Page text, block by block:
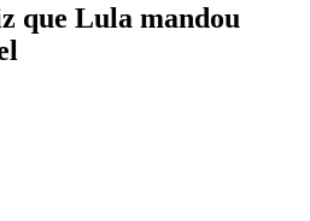
que Lula mandou